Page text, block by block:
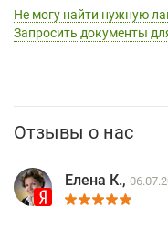
Не могу найти нужную
Запросить документы
Отзывы о нас
Елена К.,